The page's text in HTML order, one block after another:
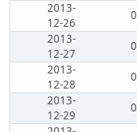
2013-
12-26
0
2013-
12-27
0
2013-
12-28
0
2013-
12-29
0